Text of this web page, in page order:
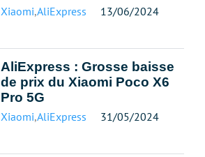
Xiaomi,AliExpress 13/06/2024
AliExpress : Grosse baisse
de prix du Xiaomi Poco X6
Pro 5G
Xiaomi,AliExpress 31/05/2024